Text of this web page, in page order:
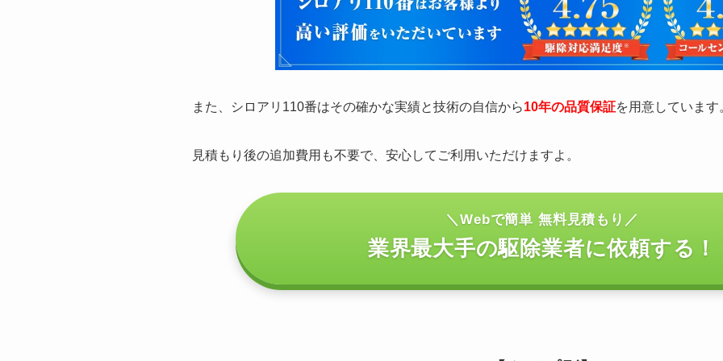
また、シロアリ110番はその確かな実績と技術の自信から10年の品質保証を用意しています
見積もり後の追加費用も不要で、安心してご利用いただけますよ。
＼Webで簡単 無料見積もり／
業界最大手の駆除業者に依頼する！